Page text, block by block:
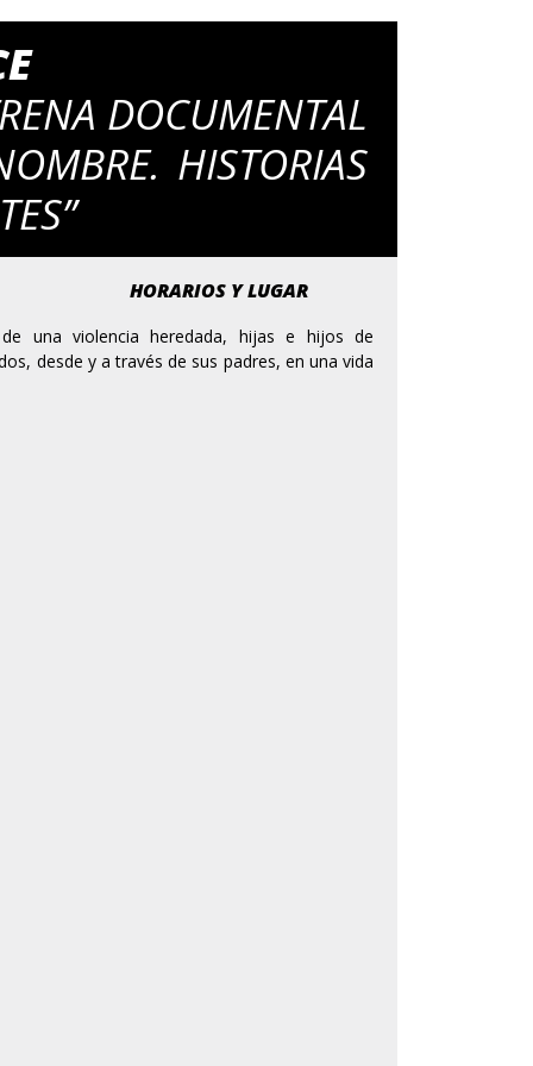
DOCUMENTAL
HISTORIAS
HORARIOS Y LUGAR
una violencia heredada, hijas e hijos de
desde y a través de sus padres, en una vida